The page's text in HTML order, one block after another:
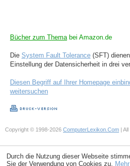
Bücher zum Themabei Amazon.de
Die System Fault Tolerance (SFT)
Einstellung der Datensicherheit in drei
Diesen Begriff auf Ihrer Homepage
weitersuchen
Durch die Nutzung dieser Webseite
Sie der Verwendung von Cookies zu. Mehr
Copyright © 1998-2026 ComputerLexikon.Com |